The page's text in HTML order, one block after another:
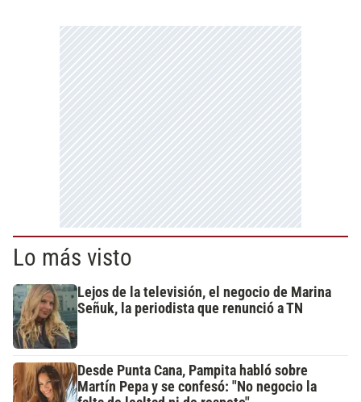
Lo más visto
Lejos de la televisión, el negocio de Marina
Señuk, la periodista que renunció a TN
Desde Punta Cana, Pampita habló sobre
Martín Pepa y se confesó: "No negocio la